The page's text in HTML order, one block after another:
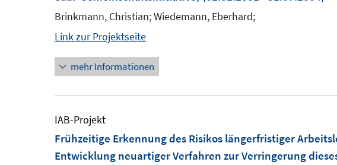
Brinkmann, Christian; Wiedemann, Eberhard;
Link zur Projektseite
mehr Informationen
IAB-Projekt
Frühzeitige Erkennung des Risikos längerfristiger
Entwicklung neuartiger Verfahren zur Verringerung